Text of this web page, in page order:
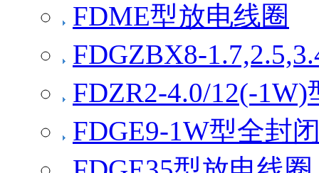
FDME型放电线圈
FDGZBX8-
FDZR2-4.0/12(-
FDGE9-1W型全封